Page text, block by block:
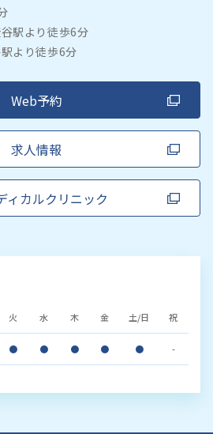
駅より徒歩6分
より徒歩6分
Web予約
求人情報
ィカルクリニック
火 水 木 金 土/日 祝
● ● ● ● ● -